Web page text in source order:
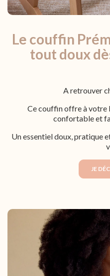
Le couffin
tout doux
A retrouver
Ce couffin offre à votre
confortable et
Un essentiel doux, pratique
JE